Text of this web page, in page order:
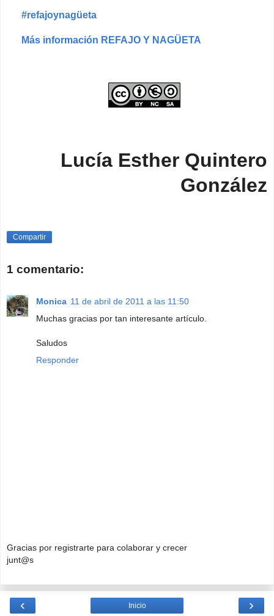
#refajoynagüeta
Más información REFAJO Y NAGÜETA
Lucía Esther Quintero
González
Compartir
1 comentario:
Monica 11 de abril de 2011 a las 11:50
Muchas gracias por tan interesante artículo.
Saludos
Responder
Gracias por registrarte para colaborar y crecer
junt@s
‹ ›
Inicio